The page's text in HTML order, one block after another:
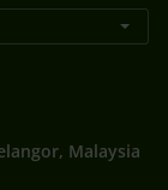
Malaysia